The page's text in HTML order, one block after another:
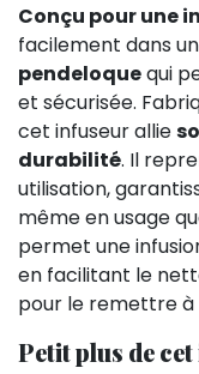
Conçu pour une
facilement dans
pendeloquequi
et sécurisée.
cet infuseur allie
durabilité. Il
utilisation,
même en usage
permet une
en facilitant le
pour le remettre à
Petit plus de